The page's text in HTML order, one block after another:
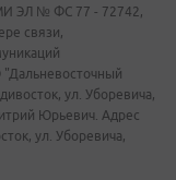
ЭЛ № ФС 77 - 72742,
связи,
ул. Уборевича,
Юрьевич. Адрес
ул. Уборевича,